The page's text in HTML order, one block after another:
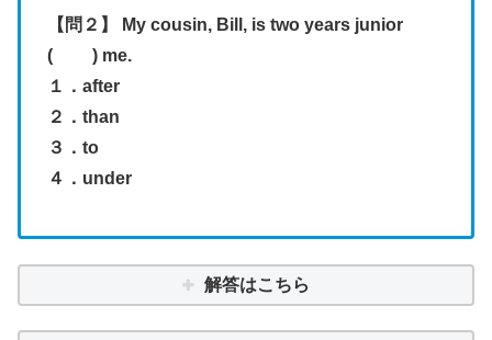
【問２】 My cousin, Bill, is two years junior
( ) me.
１．after
２．than
３．to
４．under
解答はこちら